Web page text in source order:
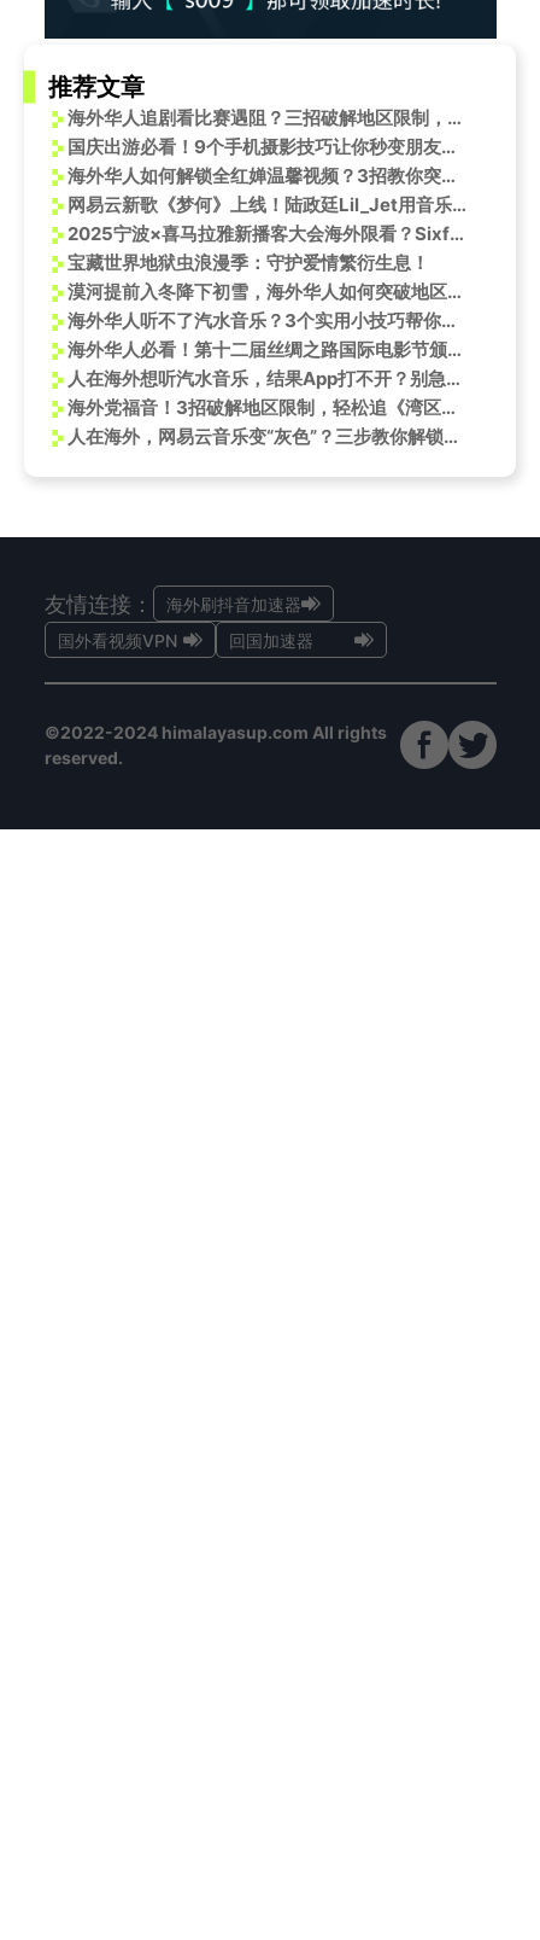
推荐文章
海外华人追剧看比赛遇阻？三招破解地区限制，畅享央视频海量资源
国庆出游必看！9个手机摄影技巧让你秒变朋友圈大神
海外华人如何解锁全红婵温馨视频？3招教你突破地区限制
网易云新歌《梦何》上线！陆政廷Lil_Jet用音乐讲述那些藏在梦里的故事
2025宁波×喜马拉雅新播客大会海外限看？Sixfast一键解锁音频内容！
宝藏世界地狱虫浪漫季：守护爱情繁衍生息！
漠河提前入冬降下初雪，海外华人如何突破地区限制欣赏北国风光？
海外华人听不了汽水音乐？3个实用小技巧帮你解除限制
海外华人必看！第十二届丝绸之路国际电影节颁奖典礼今晚举行，教你如何突破地区限制观看直播
人在海外想听汽水音乐，结果App打不开？别急，这招亲测有效
海外党福音！3招破解地区限制，轻松追《湾区升明月》于适吉他弹唱
人在海外，网易云音乐变“灰色”？三步教你解锁完整曲库，畅听fromis_9新歌！
友情连接：
海外刷抖音加速器
国外看视频VPN
回国加速器
©2022-2024 himalayasup.com All rights
reserved.